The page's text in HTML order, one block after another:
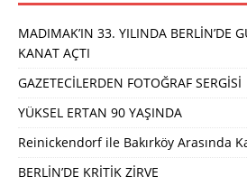
MADIMAK’IN 33. YILINDA BERLİN’DE
KANAT AÇTI
GAZETECİLERDEN FOTOĞRAF SERGİSİ
YÜKSEL ERTAN 90 YAŞINDA
Reinickendorf ile Bakırköy Arasında
BERLİN’DE KRİTİK ZİRVE